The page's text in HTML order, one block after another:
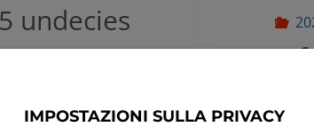
undecies
IMPOSTAZIONI SULLA PRIVACY